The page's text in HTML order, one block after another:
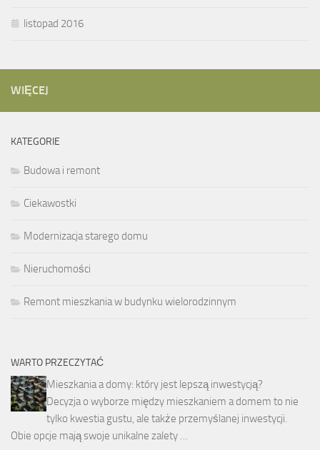
listopad 2016
WIĘCEJ
KATEGORIE
Budowa i remont
Ciekawostki
Modernizacja starego domu
Nieruchomości
Remont mieszkania w budynku wielorodzinnym
WARTO PRZECZYTAĆ
Mieszkania a domy: który jest lepszą inwestycją?
Decyzja o wyborze między mieszkaniem a domem to nie
tylko kwestia gustu, ale także przemyślanej inwestycji.
Obie opcje mają swoje unikalne zalety …